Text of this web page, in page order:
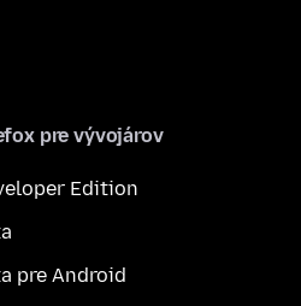
pre vývojárov
Edition
pre Android